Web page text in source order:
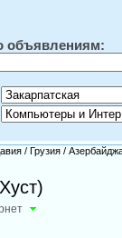
объявлениям:
/ Грузия /